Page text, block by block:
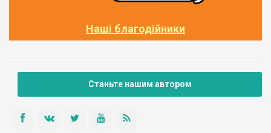
Наші благодійники
Станьте нашим автором